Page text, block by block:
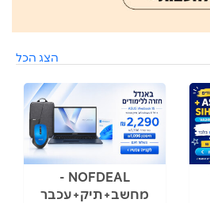
הצג הכל
NOFDEAL -
מחשב+תיק+עכבר